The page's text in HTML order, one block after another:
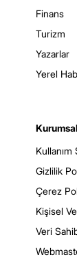
Finans
Turizm
Yazarlar
Yerel
Kurumsal
Kullanım
Gizlilik
Çerez
Kişisel
Veri